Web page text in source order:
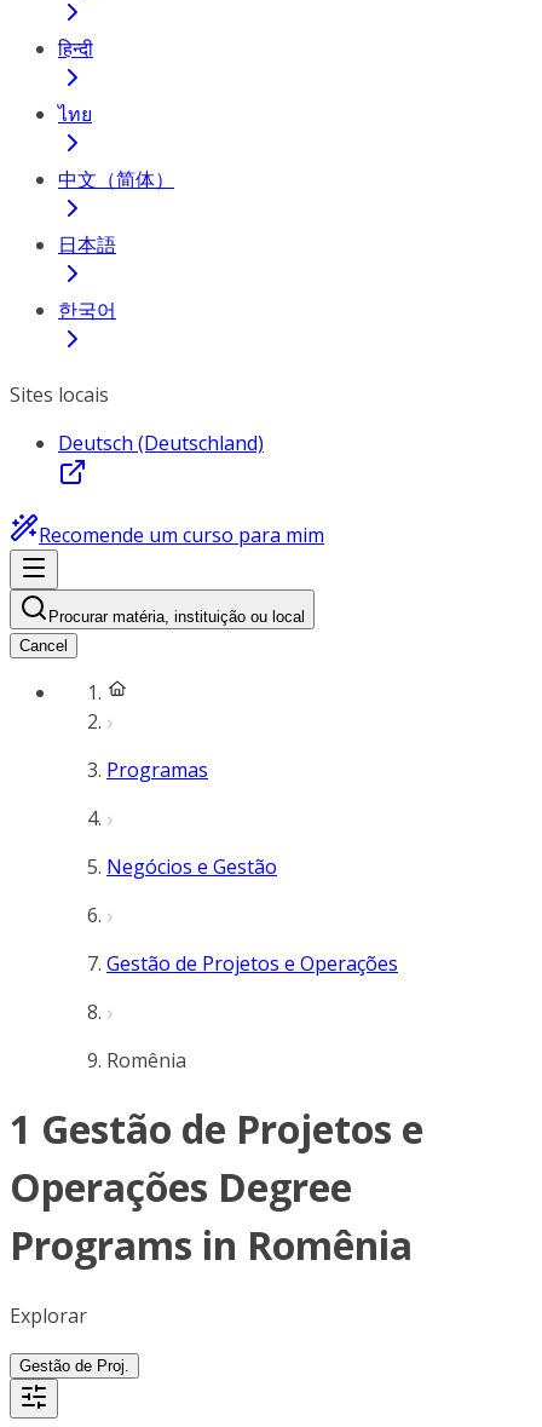
हिन्दी
ไทย
中文（简体）
日本語
한국어
Sites locais
Deutsch (Deutschland)
Recomende um curso para mim
Procurar matéria, instituição ou local
Cancel
Programas
Negócios e Gestão
Gestão de Projetos e Operações
Romênia
1 Gestão de Projetos e
Operações Degree
Programs in Romênia
Explorar
Gestão de Proj.